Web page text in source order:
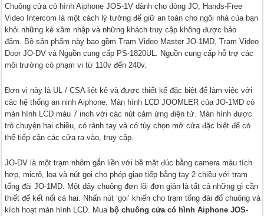
Chuông cửa có hình Aiphone JOS-1V dành cho dòng JO, Hands-Free
Video Intercom là một cách lý tưởng để giữ an toàn cho ngôi nhà của bạn
khỏi những kẻ xâm nhập và những khách truy cập không được bảo
đảm. Bộ sản phẩm này bao gồm Trạm Video Master JO-1MD, Trạm Video
Door JO-DV và Nguồn cung cấp PS-1820UL. Nguồn cung cấp hỗ trợ các
môi trường có phạm vi từ 110v đến 240v.
Đơn vị này là UL / CSA liệt kê và được thiết kế đặc biệt để làm việc với
các hệ thống an ninh Aiphone. Màn hình LCD JOOMLER của JO-1MD có
màn hình LCD màu 7 inch với các nút cảm ứng điện tử. Màn hình được
trò chuyện hai chiều, có rảnh tay và có tùy chọn mở cửa đặc biệt để có
thể tiếp cận các cửa ra vào, truy cập.
JO-DV là một trạm nhôm gắn liền với bề mặt đúc bằng camera màu tích
hợp, micrô, loa và nút gọi cho phép giao tiếp bằng tay 2 chiều với trạm
tổng đài JO-1MD. Một dây chuông đơn lõi đơn giản là tất cả những gì cần
thiết để kết nối cả hai. Nhấn nút ‘gọi’ khiến cho trạm tổng đài đổ chuông và
kích hoạt màn hình LCD. Mua bộ chuông cửa có hình Aiphone JOS-